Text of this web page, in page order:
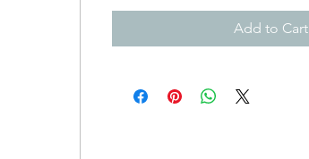
Add to Cart